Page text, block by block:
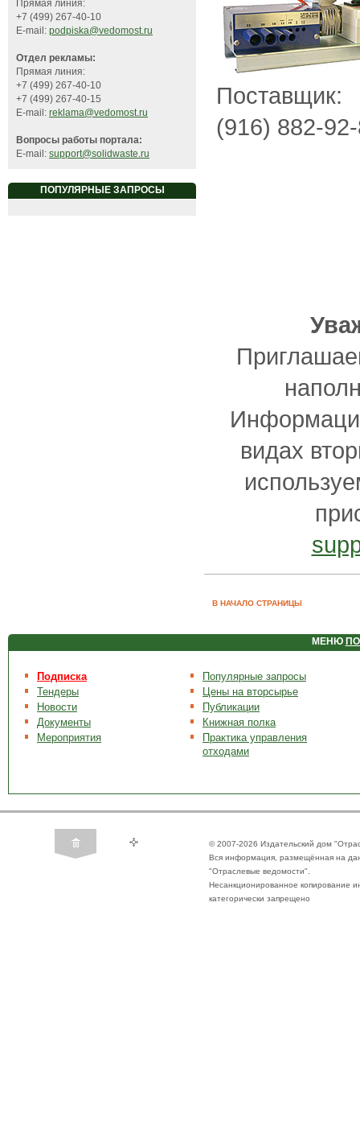
Прямая линия:
+7 (499) 267-40-10
E-mail: podpiska@vedomost.ru
Отдел рекламы:
Прямая линия:
+7 (499) 267-40-10
+7 (499) 267-40-15
E-mail: reklama@vedomost.ru
Вопросы работы портала:
E-mail: support@solidwaste.ru
ПОПУЛЯРНЫЕ ЗАПРОСЫ
(916) 882-
видах
В НАЧАЛО СТРАНИЦЫ
МЕНЮ
Подписка
Тендеры
Новости
Документы
Мероприятия
Популярные запросы
Цены на вторсырье
Публикации
Книжная полка
Практика управления
отходами
© 2007-2026 Издательский дом
Вся информация, размещённая на
"Отраслевые ведомости".
Несанкционированное копирование
категорически запрещено